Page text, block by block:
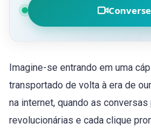
Imagine-se entrando em uma
transportado de volta à era de
na internet, quando as
revolucionárias e cada clique